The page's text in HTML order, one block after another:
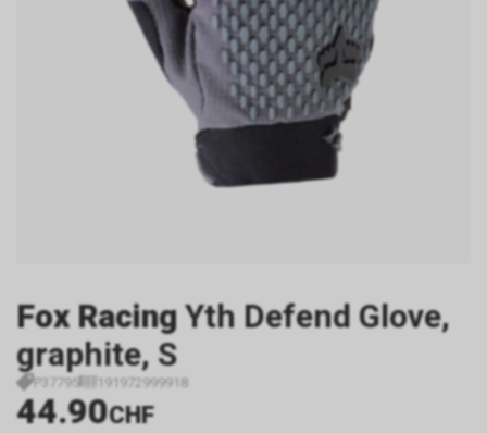
Fox Racing Yth Defend Glove,
graphite, S
P37795 191972999918
44.90CHF